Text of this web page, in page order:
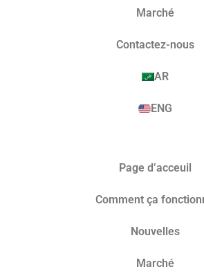
Marché​
Contactez-nous
AR
ENG
Page d’acceuil
Comment ça
Nouvelles
Marché​